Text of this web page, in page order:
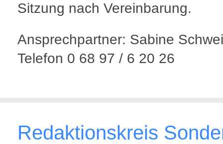
Sitzung nach Vereinbarung.
Ansprechpartner: Sabine
Telefon 0 68 97 / 6 20 26
Redaktionskreis